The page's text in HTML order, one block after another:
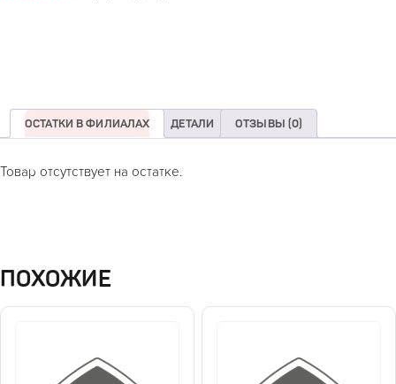
ОСТАТКИ В ФИЛИАЛАХ ДЕТАЛИ ОТЗЫВЫ (0)
Товар отсутствует на остатке.
ПОХОЖИЕ